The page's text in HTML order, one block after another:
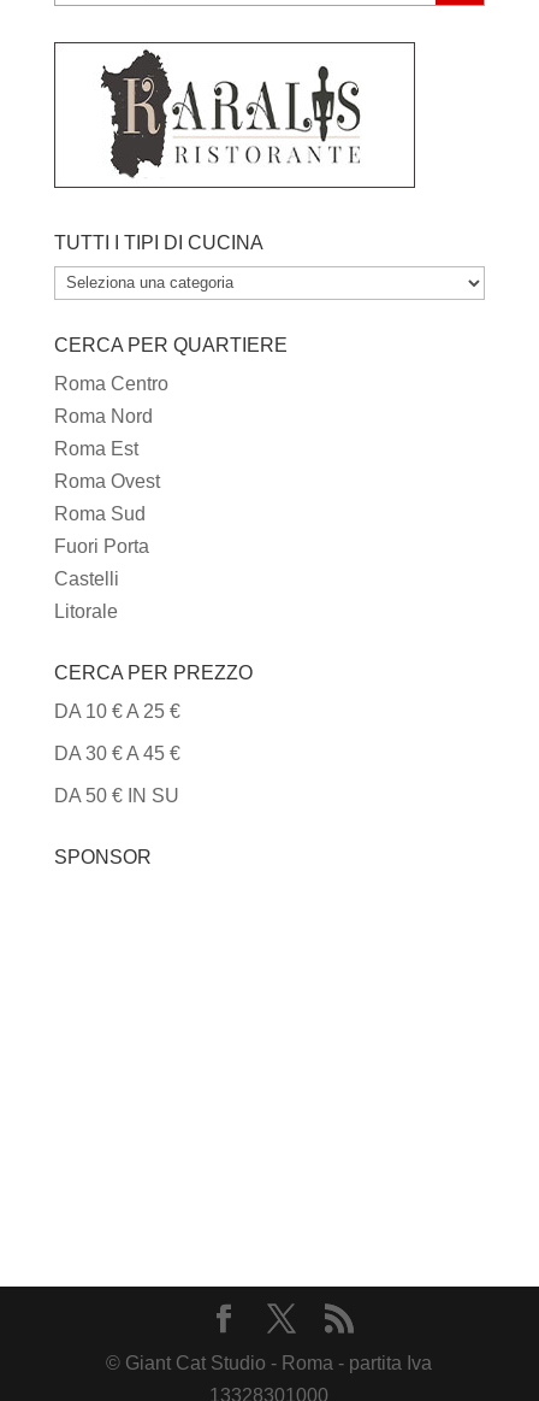
TUTTI I TIPI DI CUCINA
TUTTI
TIPI
DI
CUCINA
CERCA PER QUARTIERE
Roma Centro
Roma Nord
Roma Est
Roma Ovest
Roma Sud
Fuori Porta
Castelli
Litorale
CERCA PER PREZZO
DA 10 € A 25 €
DA 30 € A 45 €
DA 50 € IN SU
SPONSOR
© Giant Cat Studio - Roma - partita Iva
13328301000